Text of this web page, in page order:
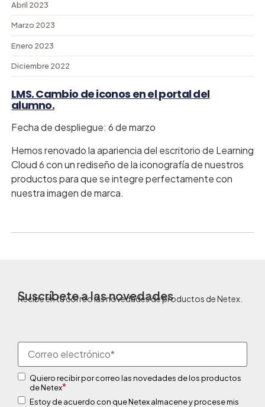
LMS. Cambio de iconos en el portal del
alumno.
Fecha de despliegue: 6 de marzo
Hemos renovado la apariencia del escritorio de Learning
Cloud 6 con un rediseño de la iconografía de nuestros
productos para que se integre perfectamente con
nuestra imagen de marca.
Abril 2023
Marzo 2023
Enero 2023
Diciembre 2022
Suscríbete a las novedades
Recibe en tu correo las novedades de productos de Netex.
Quiero recibir por correo las novedades de los productos
de Netex*
Estoy de acuerdo con que Netex almacene y procese mis